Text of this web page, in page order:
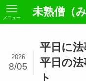
未熟僧（
メニュー
平日に
平日の
ト
2026
8/05